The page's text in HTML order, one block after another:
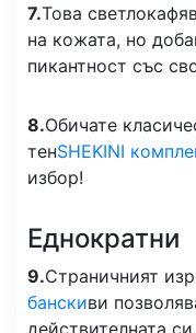
7.Това
на кожата, но
пикантност със
8.Обичате
тенSHEKINI
избор!
Еднократни
9.Страничният
банскиви
действителната